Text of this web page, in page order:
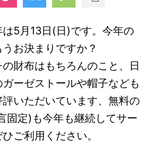
5月13日(日)です。今年の
お決まりですか？
財布はもちろんのこと、日
ーゼストールや帽子なども
いただいています、無料の
固定)も今年も継続してサー
ご利用ください。